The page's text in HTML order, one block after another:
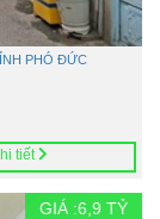
PHÓ ĐỨC
tiết
GIÁ :6,9 TỶ